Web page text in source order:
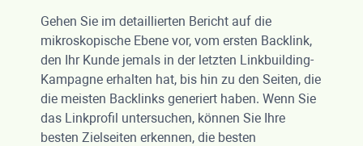
Gehen Sie im detaillierten Bericht auf die
mikroskopische Ebene vor, vom ersten Backlink,
den Ihr Kunde jemals in der letzten Linkbuilding-
Kampagne erhalten hat, bis hin zu den Seiten, die
die meisten Backlinks generiert haben. Wenn Sie
das Linkprofil untersuchen, können Sie Ihre
besten Zielseiten erkennen, die besten